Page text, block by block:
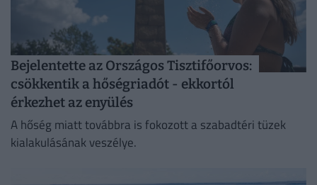
Bejelentette az Országos Tisztifőorvos:
csökkentik a hőségriadót - ekkortól
érkezhet az enyülés
A hőség miatt továbbra is fokozott a szabadtéri tüzek
kialakulásának veszélye.